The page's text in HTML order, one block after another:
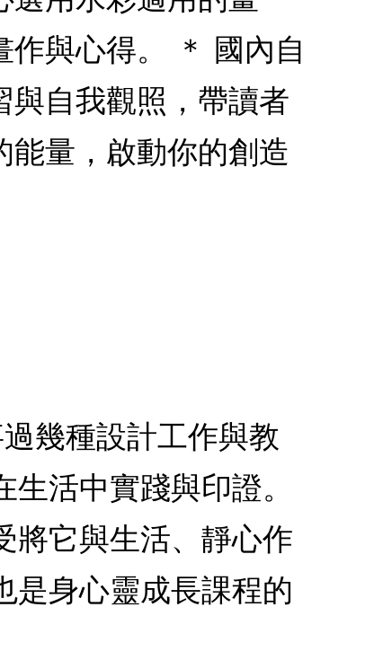
與心得。 ＊ 國內自
與自我觀照，帶讀者
能量，啟動你的創造
幾種設計工作與教
活中實踐與印證。
將它與生活、靜心作
是身心靈成長課程的